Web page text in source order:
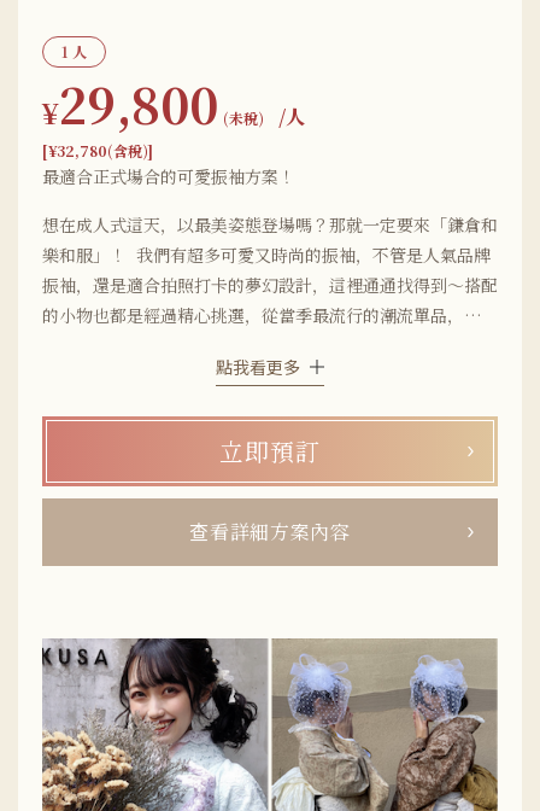
1 人
¥29,800 (未稅) /人
[¥32,780(含稅)]
最適合正式場合的可愛振袖方案！
想在成人式這天，以最美姿態登場嗎？那就一定要來「鎌倉和
樂和服」！ 我們有超多可愛又時尚的振袖，不管是人氣品牌
振袖，還是適合拍照打卡的夢幻設計，這裡通通找得到～搭配
的小物也都是經過精心挑選，從當季最流行的潮流單品，到百
自己的完美穿搭！在人生中這段特別重要的時刻，就用最適合
點我看更多
立即預訂
查看詳細方案內容